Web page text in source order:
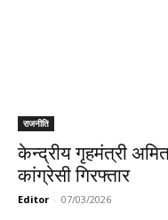
राजनीति
केन्द्रीय गृहमंत्री
कांग्रेसी गिरफ्तार
Editor - 07/03/2026